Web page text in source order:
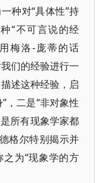
种对“具体性”持
“不可言说的经
梅洛-庞蒂的话
们的经验进行一
述这种经验，启
，二是“非对象性
所有现象学家都
格尔特别揭示并
为“现象学的方